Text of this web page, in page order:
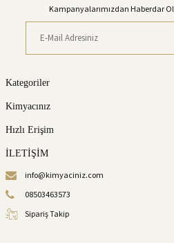
Kampanyalarımızdan Haberdar
Kategoriler
Kimyacınız
Hızlı Erişim
İLETİŞİM
info@kimyaciniz.com
08503463573
Sipariş Takip